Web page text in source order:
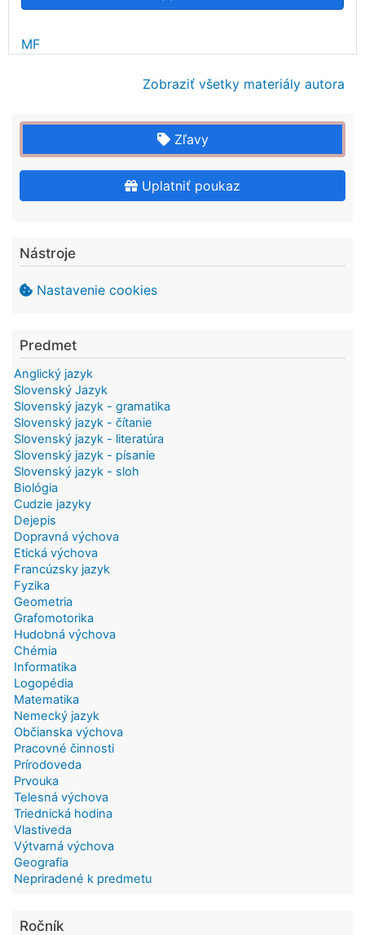
MF
Zobraziť všetky materiály autora
Zľavy
Uplatniť poukaz
Nástroje
Nastavenie cookies
Predmet
Anglický jazyk
Slovenský Jazyk
Slovenský jazyk - gramatika
Slovenský jazyk - čítanie
Slovenský jazyk - literatúra
Slovenský jazyk - písanie
Slovenský jazyk - sloh
Biológia
Cudzie jazyky
Dejepis
Dopravná výchova
Etická výchova
Francúzsky jazyk
Fyzika
Geometria
Grafomotorika
Hudobná výchova
Chémia
Informatika
Logopédia
Matematika
Nemecký jazyk
Občianska výchova
Pracovné činnosti
Prírodoveda
Prvouka
Telesná výchova
Triednická hodina
Vlastiveda
Výtvarná výchova
Geografia
Nepriradené k predmetu
Ročník